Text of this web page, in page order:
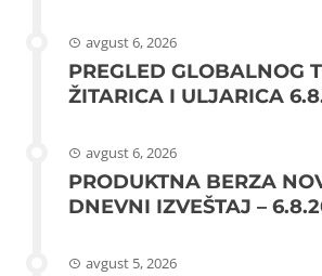
avgust 6, 2026
PREGLED GLOBALNOG
ŽITARICA I ULJARICA
avgust 6, 2026
PRODUKTNA BERZA
DNEVNI IZVEŠTAJ –
avgust 5, 2026